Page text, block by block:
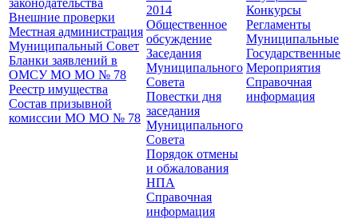
законодательства
Внешние проверки
Местная администрация
Муниципальный Совет
Бланки заявлений в
ОМСУ МО МО № 78
Реестр имущества
Состав призывной
комиссии МО МО № 78
2014
Общественное
обсуждение
Заседания
Муниципального
Совета
Повестки дня
заседания
Муниципального
Совета
Порядок отмены
и обжалования
НПА
Справочная
информация
Конкурсы
Регламенты
Муниципальные
Государственные
Мероприятия
Справочная
информация